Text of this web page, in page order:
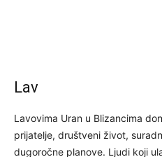
Lav
Lavovima Uran u Blizancima
prijatelje, društveni život,
dugoročne planove. Ljudi koji